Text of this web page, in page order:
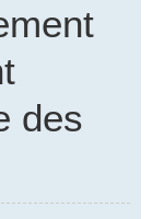
des